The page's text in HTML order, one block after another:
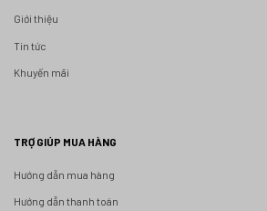
Giới thiệu
Tin tức
Khuyến mãi
TRỢ GIÚP MUA HÀNG
Hướng dẫn mua hàng
Hướng dẫn thanh toán